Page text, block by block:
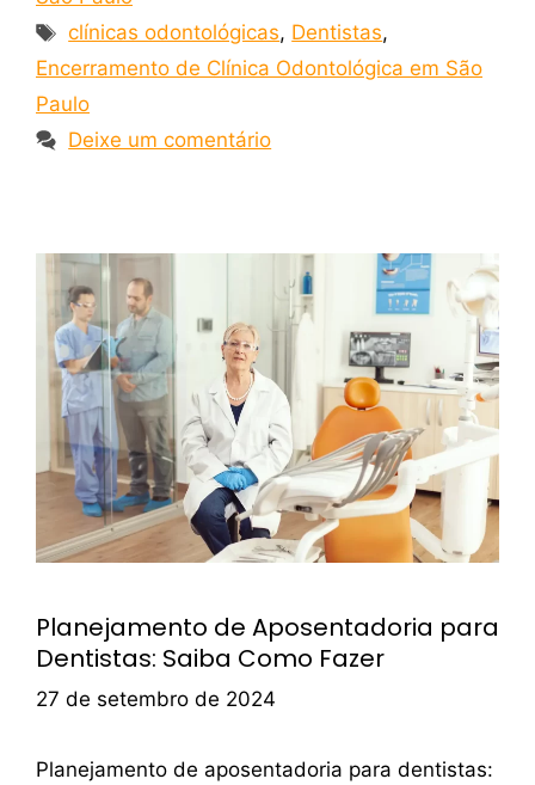
clínicas odontológicas, Dentistas,
Encerramento de Clínica Odontológica em São
Paulo
Deixe um comentário
Planejamento de Aposentadoria para
Dentistas: Saiba Como Fazer
27 de setembro de 2024
Planejamento de aposentadoria para dentistas: